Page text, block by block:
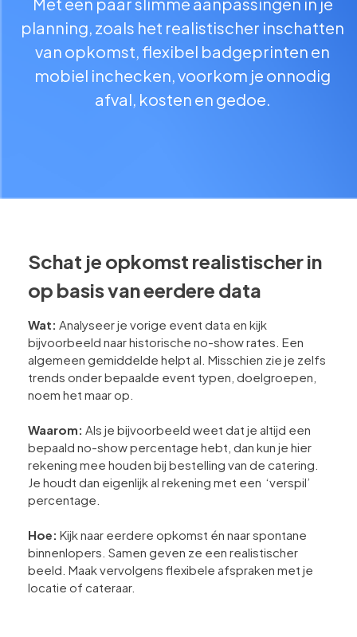
planning, zoals het realistischer inschatten
van opkomst, flexibel badgeprinten en
mobiel inchecken, voorkom je onnodig
afval, kosten en gedoe.
Schat je opkomst realistischer in
op basis van eerdere data
Wat: Analyseer je vorige event data en kijk
bijvoorbeeld naar historische no-show rates. Een
algemeen gemiddelde helpt al. Misschien zie je zelfs
trends onder bepaalde event typen, doelgroepen,
noem het maar op.
Waarom: Als je bijvoorbeeld weet dat je altijd een
bepaald no-show percentage hebt, dan kun je hier
rekening mee houden bij bestelling van de catering.
Je houdt dan eigenlijk al rekening met een ‘verspil’
percentage.
Hoe: Kijk naar eerdere opkomst én naar spontane
binnenlopers. Samen geven ze een realistischer
beeld. Maak vervolgens flexibele afspraken met je
locatie of cateraar.